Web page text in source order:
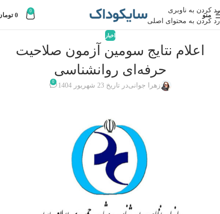
رد کردن به ناوبری
رد کردن به محتوای اصلی
منو
0
0
اخبار
اعلام نتایج سومین آزمون صلاحیت
حرفه‌ای روانشناسی
زهرا جوانیدر تاریخ 23 شهریور 1404 0